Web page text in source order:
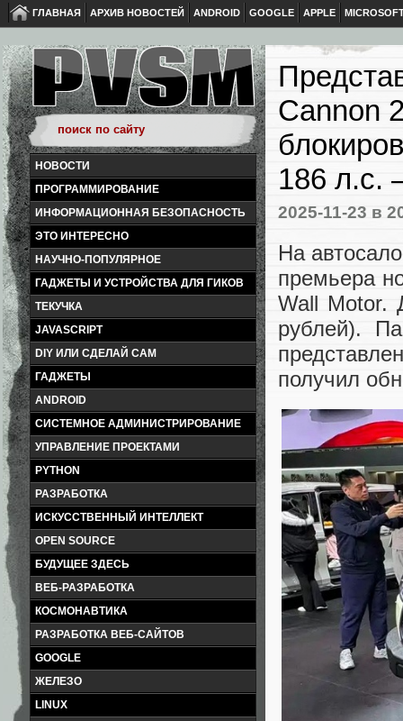
ГЛАВНАЯ АРХИВ НОВОСТЕЙ ANDROID GOOGLE APPLE
НОВОСТИ
ПРОГРАММИРОВАНИЕ
ИНФОРМАЦИОННАЯ БЕЗОПАСНОСТЬ
ЭТО ИНТЕРЕСНО
НАУЧНО-ПОПУЛЯРНОЕ
ГАДЖЕТЫ И УСТРОЙСТВА ДЛЯ ГИКОВ
ТЕКУЧКА
JAVASCRIPT
DIY ИЛИ СДЕЛАЙ САМ
ГАДЖЕТЫ
ANDROID
СИСТЕМНОЕ АДМИНИСТРИРОВАНИЕ
УПРАВЛЕНИЕ ПРОЕКТАМИ
PYTHON
РАЗРАБОТКА
ИСКУССТВЕННЫЙ ИНТЕЛЛЕКТ
OPEN SOURCE
БУДУЩЕЕ ЗДЕСЬ
ВЕБ-РАЗРАБОТКА
КОСМОНАВТИКА
РАЗРАБОТКА ВЕБ-САЙТОВ
GOOGLE
ЖЕЛЕЗО
LINUX
Cannon
186 л.с.
2025-11-23 в
На
премьера
Wall Motor.
рублей).
получил